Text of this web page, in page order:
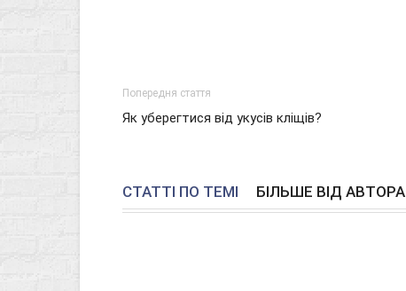
Попередня стаття
Як уберегтися від укусів кліщів?
СТАТТІ ПО ТЕМІ БІЛЬШЕ ВІД АВТОРА